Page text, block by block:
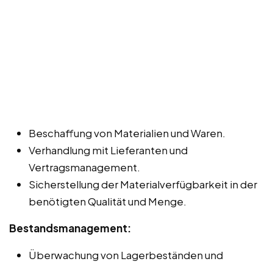
Beschaffung von Materialien und Waren.
Verhandlung mit Lieferanten und
Vertragsmanagement.
Sicherstellung der Materialverfügbarkeit in der
benötigten Qualität und Menge.
Bestandsmanagement:
Überwachung von Lagerbeständen und